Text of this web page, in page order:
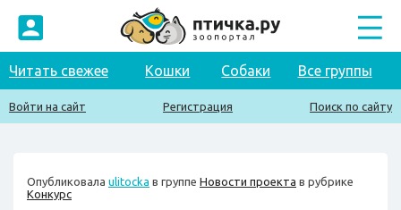
Читать свежее Кошки Собаки Все группы
Войти на сайт Регистрация Поиск по сайту
Опубликовала ulitocka в группе Новости проекта в рубрике
Конкурс